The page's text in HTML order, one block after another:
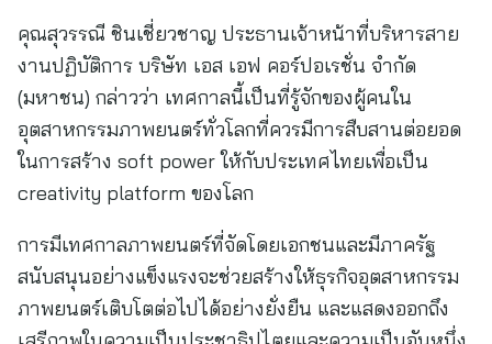
คุณสุวรรณี ชินเชี่ยวชาญ ประธานเจ้าหน้าที่บริหารสาย
งานปฏิบัติการ บริษัท เอส เอฟ คอร์ปอเรชั่น จำกัด
(มหาชน) กล่าวว่า เทศกาลนี้เป็นที่รู้จักของผู้คนใน
อุตสาหกรรมภาพยนตร์ทั่วโลกที่ควรมีการสืบสานต่อยอด
ในการสร้าง soft power ให้กับประเทศไทยเพื่อเป็น
creativity platform ของโลก
การมีเทศกาลภาพยนตร์ที่จัดโดยเอกชนและมีภาครัฐ
สนับสนุนอย่างแข็งแรงจะช่วยสร้างให้ธุรกิจอุตสาหกรรม
ภาพยนตร์เติบโตต่อไปได้อย่างยั่งยืน และแสดงออกถึง